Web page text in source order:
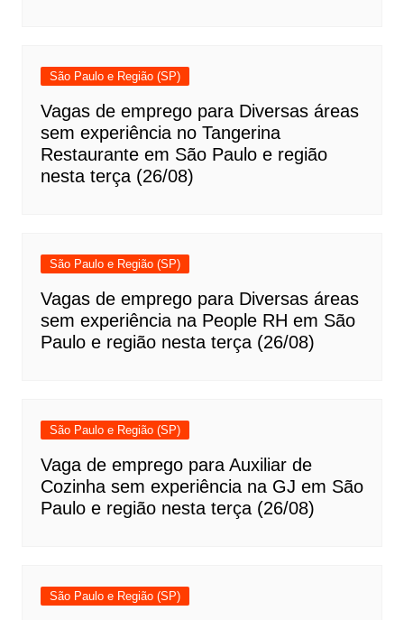
São Paulo e Região (SP)
Vagas de emprego para Diversas áreas
sem experiência no Tangerina
Restaurante em São Paulo e região
nesta terça (26/08)
São Paulo e Região (SP)
Vagas de emprego para Diversas áreas
sem experiência na People RH em São
Paulo e região nesta terça (26/08)
São Paulo e Região (SP)
Vaga de emprego para Auxiliar de
Cozinha sem experiência na GJ em São
Paulo e região nesta terça (26/08)
São Paulo e Região (SP)